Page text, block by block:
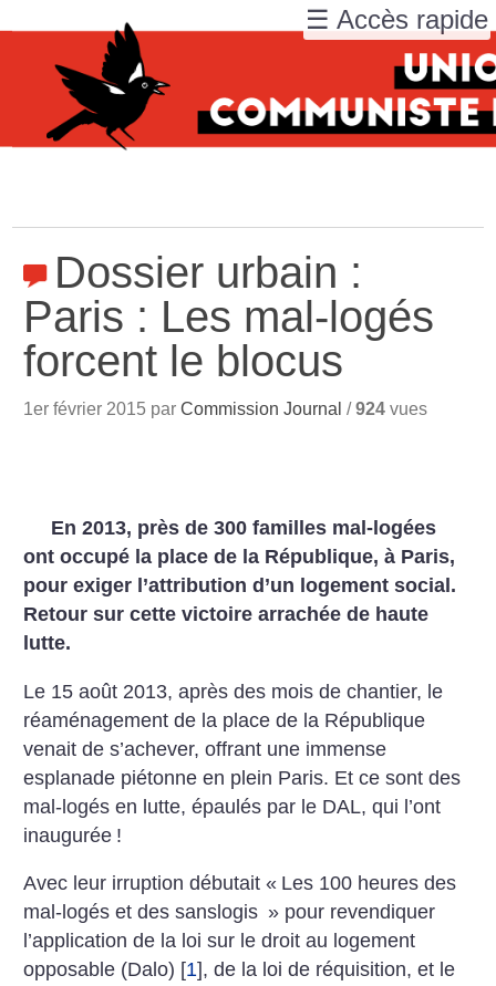
Dossier urbain :
Paris : Les mal-logés
forcent le blocus
1er février 2015 parCommission Journal /924 vues
En 2013, près de 300 familles mal-logées
ont occupé la place de la République, à Paris,
pour exiger l’attribution d’un logement social.
Retour sur cette victoire arrachée de haute
lutte.
Le 15 août 2013, après des mois de chantier, le
réaménagement de la place de la République
venait de s’achever, offrant une immense
esplanade piétonne en plein Paris. Et ce sont des
mal-logés en lutte, épaulés par le DAL, qui l’ont
inaugurée !
Avec leur irruption débutait « Les 100 heures des
mal-logés et des sanslogis » pour revendiquer
l’application de la loi sur le droit au logement
opposable (Dalo) [1], de la loi de réquisition, et le
☰ Accès rapide